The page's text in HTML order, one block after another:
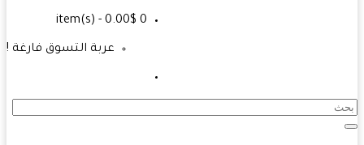
item(s)
- 0.00$
عربة التسوق فارغة !